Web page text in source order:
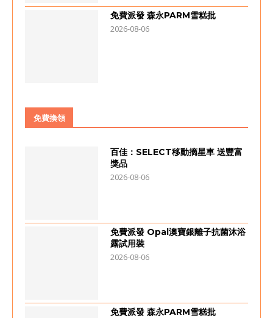
免費派發 森永PARM雪糕批
2026-08-06
免費換領
百佳：SELECT移動摘星車 送豐富
獎品
2026-08-06
免費派發 Opal澳寶銀離子抗菌沐浴
露試用裝
2026-08-06
免費派發 森永PARM雪糕批